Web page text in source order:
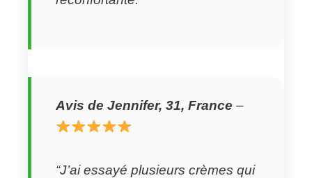
Avis de Jennifer, 31, France –
“J’ai essayé plusieurs crèmes qui